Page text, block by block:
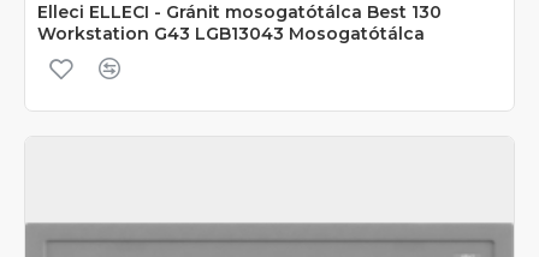
Elleci ELLECI - Gránit mosogatótálca Best 130
Workstation G43 LGB13043 Mosogatótálca